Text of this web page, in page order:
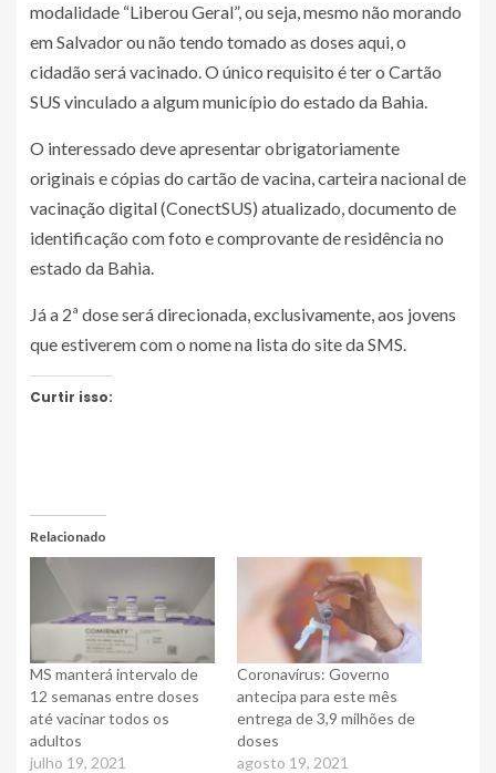
modalidade “Liberou Geral”, ou seja, mesmo não morando
em Salvador ou não tendo tomado as doses aqui, o
cidadão será vacinado.O único requisito é ter o Cartão
SUS vinculado a algum município do estado da Bahia.
O interessado deve apresentar obrigatoriamente
originais e cópias do cartão de vacina, carteira nacional de
vacinação digital (ConectSUS) atualizado, documento de
identificação com foto e comprovante de residência no
estado da Bahia.
Já a 2ª dose será direcionada, exclusivamente, aos jovens
que estiverem com o nome na lista do site da SMS.
Curtir isso:
Relacionado
MS manterá intervalo de
12 semanas entre doses
até vacinar todos os
adultos
julho 19, 2021
Coronavírus: Governo
antecipa para este mês
entrega de 3,9 milhões de
doses
agosto 19, 2021